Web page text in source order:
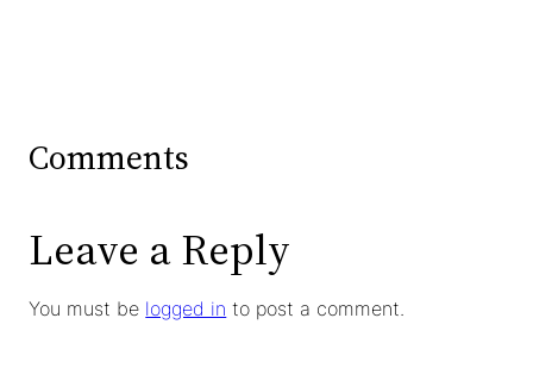
Comments
Leave a Reply
You must be logged in to post a comment.